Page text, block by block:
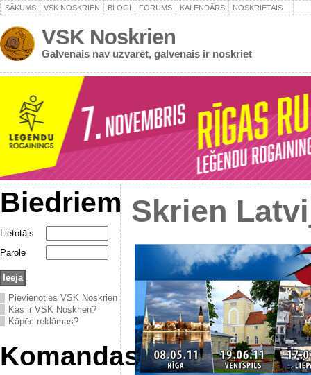
SĀKUMS VSK NOSKRIEN BLOGI FORUMS KALENDĀRS NOSKRIETAIS
VSK Noskrien
Galvenais nav uzvarēt, galvenais ir noskriet
Biedriem
Lietotājs
Parole
Pievienoties VSK Noskrien
Kas ir VSK Noskrien?
Kāpēc reklāmas?
Komandas
Skrien